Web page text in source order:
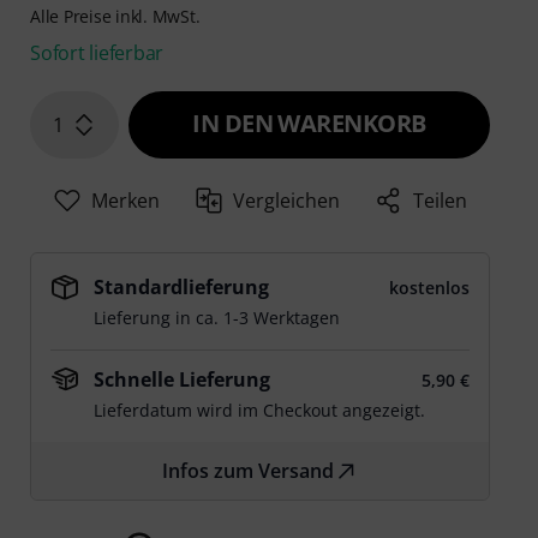
Alle Preise inkl. MwSt.
Sofort lieferbar
1 IN DEN WARENKORB
Merken Vergleichen Teilen
Standardlieferung
kostenlos
Lieferung in ca. 1-3 Werktagen
Schnelle Lieferung
5,90 €
Lieferdatum wird im Checkout angezeigt.
Infos zum Versand